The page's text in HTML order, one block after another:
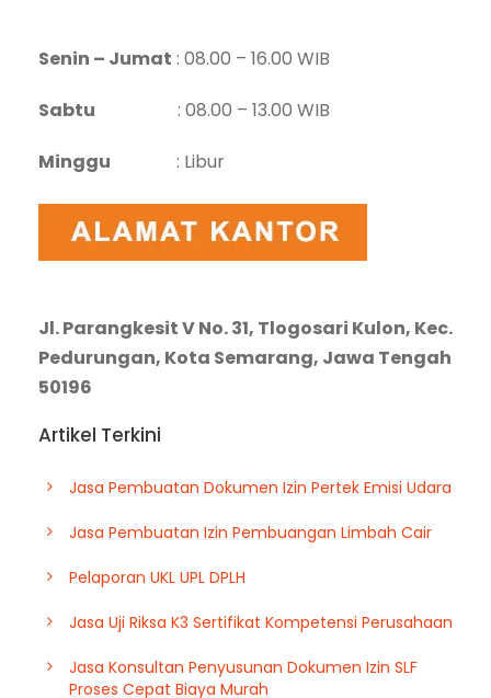
Senin – Jumat : 08.00 – 16.00 WIB
Sabtu : 08.00 – 13.00 WIB
Minggu : Libur
Jl. Parangkesit V No. 31, Tlogosari Kulon, Kec.
Pedurungan, Kota Semarang, Jawa Tengah
50196
Artikel Terkini
Jasa Pembuatan Dokumen Izin Pertek Emisi Udara
Jasa Pembuatan Izin Pembuangan Limbah Cair
Pelaporan UKL UPL DPLH
Jasa Uji Riksa K3 Sertifikat Kompetensi Perusahaan
Jasa Konsultan Penyusunan Dokumen Izin SLF
Proses Cepat Biaya Murah